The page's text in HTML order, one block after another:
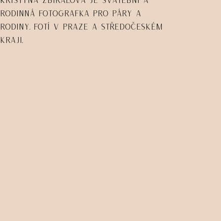
rodinná fotografka pro páry a
rodiny. Fotí v Praze a Středočeském
kraji.